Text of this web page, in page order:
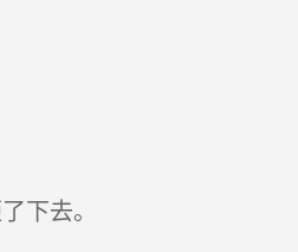
下去。